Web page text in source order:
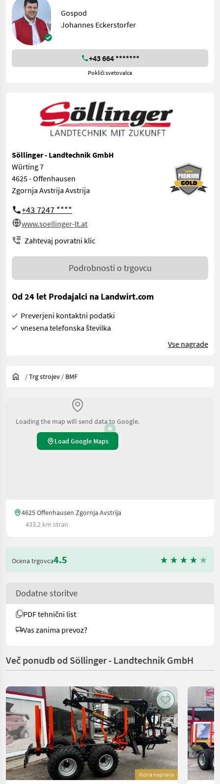
Gospod
Johannes Eckerstorfer
+43 664 *******
Pokliči svetovalca
Söllinger - Landtechnik GmbH
Würting 7
4625 - Offenhausen
Zgornja Avstrija Avstrija
+43 7247 ****
www.soellinger-lt.at
Zahtevaj povratni klic
Podrobnosti o trgovcu
Od 24 let Prodajalci na Landwirt.com
Preverjeni kontaktni podatki
vnesena telefonska številka
Vse nagrade
/Trg strojev / BMF
Loading the map will send data to Google.
Load Google Maps
4625 Offenhausen Zgornja Avstrija
433.2 km stran
Ocena trgovca4.5
Dodatne storitve
PDF tehnični list
Vas zanima prevoz?
Več ponudb od Söllinger - Landtechnik GmbH
Nova naprava